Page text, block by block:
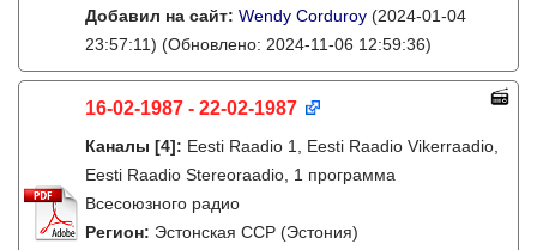
Добавил на сайт: Wendy Corduroy (2024-01-04
23:57:11) (Обновлено: 2024-11-06 12:59:36)
16-02-1987 - 22-02-1987
Каналы [4]: Eesti Raadio 1, Eesti Raadio Vikerraadio,
Eesti Raadio Stereoraadio, 1 программа
Всесоюзного радио
Регион: Эстонская ССР (Эстония)